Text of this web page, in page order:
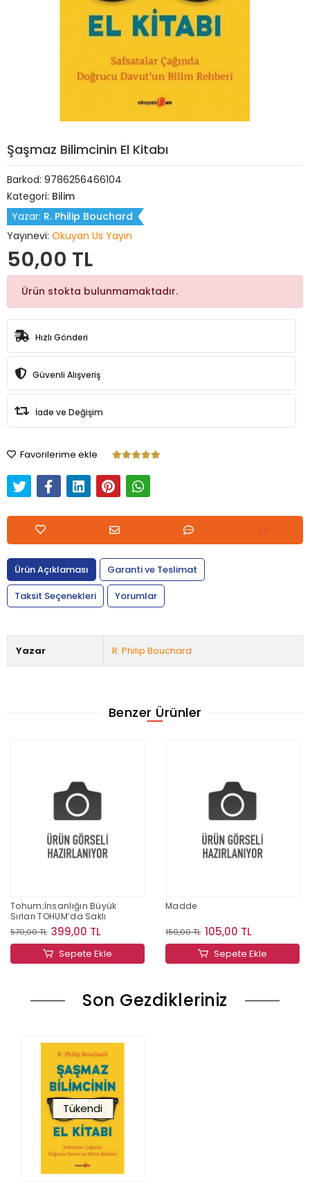
Şaşmaz Bilimcinin El Kitabı
Barkod: 9786256466104
Kategori: Bilim
Yazar: R. Philip Bouchard
Yayınevi: Okuyan Us Yayın
50,00 TL
Ürün stokta bulunmamaktadır.
Hızlı Gönderi
Güvenli Alışveriş
İade ve Değişim
Favorilerime ekle
Ürün Açıklaması
Garanti ve Teslimat
Taksit Seçenekleri
Yorumlar
Yazar R. Philip Bouchard
Benzer Ürünler
Tohum;İnsanlığın Büyük
Sırları TOHUM’da Saklı
570,00 TL 399,00 TL
Sepete Ekle
Madde
150,00 TL 105,00 TL
Sepete Ekle
Son Gezdikleriniz
Tükendi